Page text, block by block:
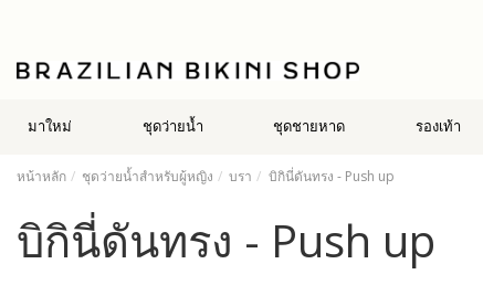
มาใหม่ ชุดว่ายน้ำ ชุดชายหาด รองเท้า
หน้าหลัก ชุดว่ายน้ำสำหรับผู้หญิง บรา บิกินี่ดันทรง - Push up
บิกินี่ดันทรง - Push up